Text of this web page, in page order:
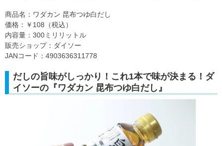
商品名：ワダカン 昆布つゆ白だし
価格：￥108（税込）
内容量：300ミリリットル
販売ショップ：ダイソー
JANコード：4903636311778
だしの旨味がしっかり！これ1本で味が決まる！ダ
イソーの『ワダカン 昆布つゆ白だし』